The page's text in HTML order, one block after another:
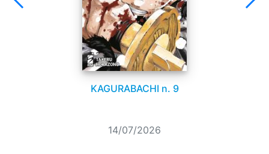
KAGURABACHI n. 9
14/07/2026